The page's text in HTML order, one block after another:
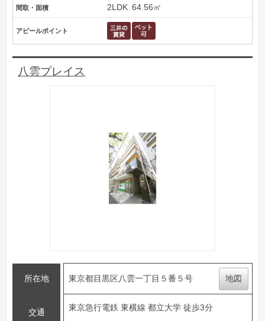
間取・面積 2LDK 64.56㎡
アピールポイント
八雲プレイス
所在地 東京都目黒区八雲一丁目５番５号 地図
交通
東京急行電鉄 東横線 都立大学 徒歩3分